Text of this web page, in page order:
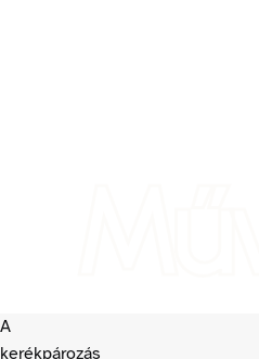
A
kerékpározás